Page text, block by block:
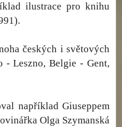
ilustrace pro knihu
českých i světových
- Leszno, Belgie - Gent,
například Giuseppem
Olga Szymanská